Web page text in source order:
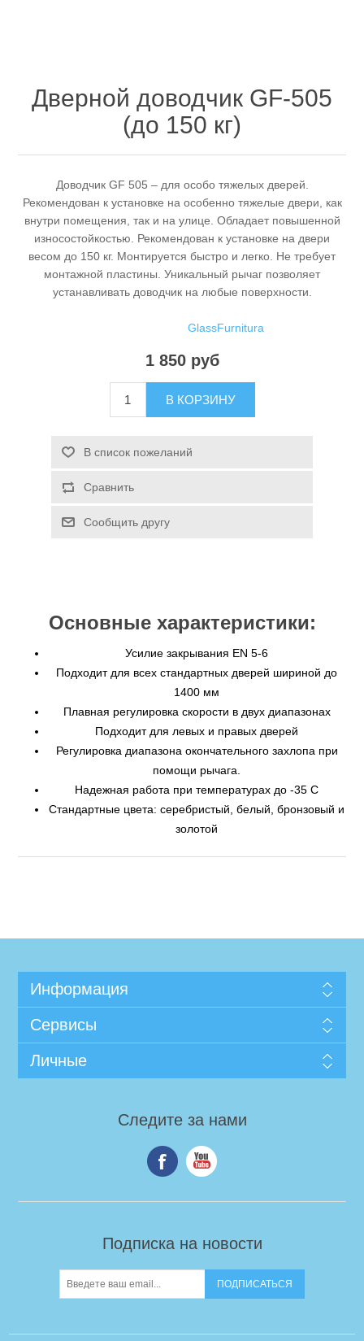
Дверной доводчик GF-505
(до 150 кг)
Доводчик GF 505 – для особо тяжелых дверей.
Рекомендован к установке на особенно тяжелые двери, как
внутри помещения, так и на улице. Обладает повышенной
износостойкостью. Рекомендован к установке на двери
весом до 150 кг. Монтируется быстро и легко. Не требует
монтажной пластины. Уникальный рычаг позволяет
устанавливать доводчик на любые поверхности.
GlassFurnitura
1 850 руб
Основные характеристики:
Усилие закрывания EN 5-6
Подходит для всех стандартных дверей шириной до
1400 мм
Плавная регулировка скорости в двух диапазонах
Подходит для левых и правых дверей
Регулировка диапазона окончательного захлопа при
помощи рычага.
Надежная работа при температурах до -35 С
Стандартные цвета: серебристый, белый, бронзовый и
золотой
Информация
Сервисы
Личные
Следите за нами
Подписка на новости